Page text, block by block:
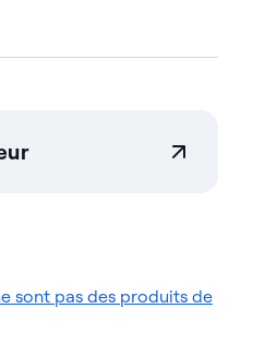
organisations font
d'Actian pour
de données